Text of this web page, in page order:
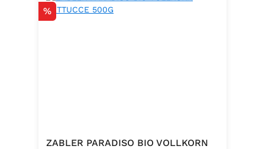
Rabatt
%
ZABLER PARADISO BIO VOLLKORN